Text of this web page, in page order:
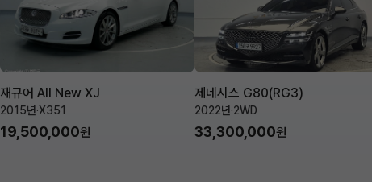
재규어 All New XJ
2015년·X351
19,500,000원
제네시스 G80(RG3)
2022년·2WD
33,300,000원